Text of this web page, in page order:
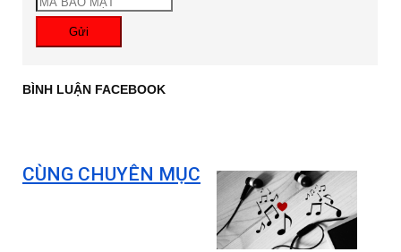
Gửi
BÌNH LUẬN FACEBOOK
CÙNG CHUYÊN MỤC